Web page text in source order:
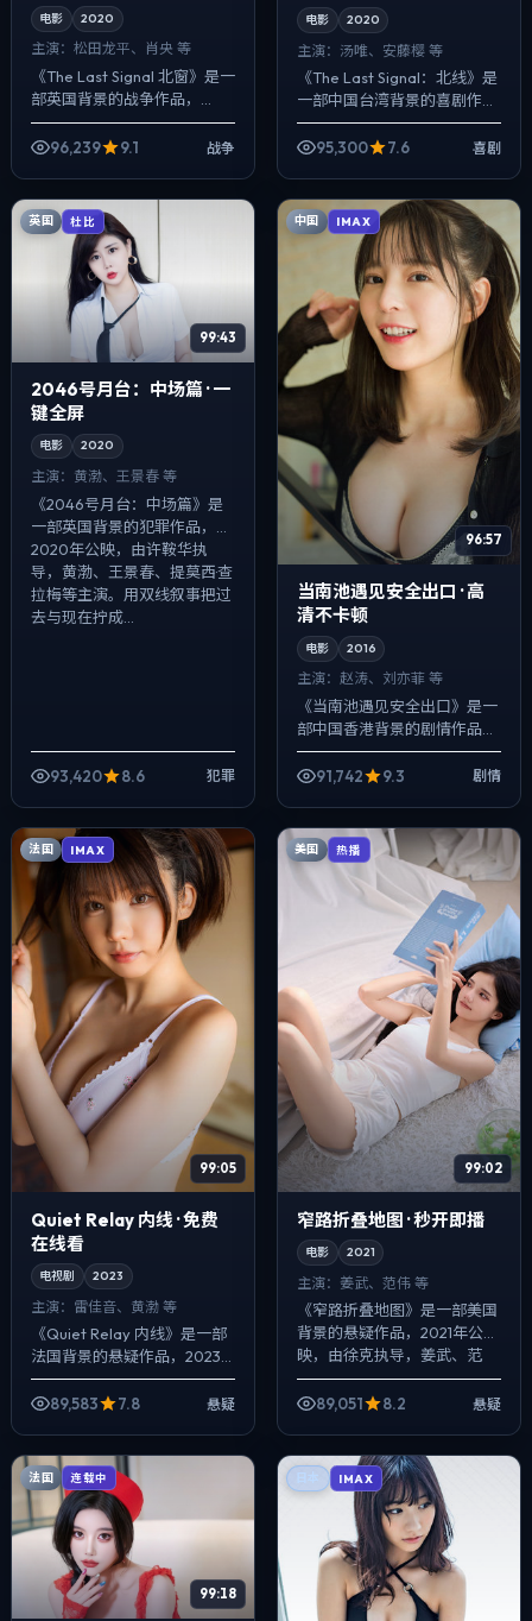
电影 2020
主演： 松田龙平、肖央 等
《The Last Signal 北窗》是一
部英国背景的战争作品，
2020年公映，由贾樟柯执
导，松田龙平、肖央、菅田将
96,239 9.1 战争
电影 2020
主演： 汤唯、安藤樱 等
《The Last Signal：北线》是
一部中国台湾背景的喜剧作
品，2020年公映，由杜琪峰
执导，汤唯、安藤樱、孔刘等
95,300 7.6 喜剧
英国 杜比
99:43
2046号月台：中场篇 · 一
键全屏
电影 2020
主演： 黄渤、王景春 等
《2046号月台：中场篇》是
一部英国背景的犯罪作品，
2020年公映，由许鞍华执
导，黄渤、王景春、提莫西·查
拉梅等主演。用双线叙事把过
去与现在拧成...
93,420 8.6 犯罪
中国 IMAX
96:57
当南池遇见安全出口 · 高
清不卡顿
电影 2016
主演： 赵涛、刘亦菲 等
《当南池遇见安全出口》是一
部中国香港背景的剧情作品，
2016年公映，由宫崎骏执导，
赵涛、刘亦菲、姜武等主演。
91,742 9.3 剧情
法国 IMAX
99:05
Quiet Relay 内线 · 免费
在线看
电视剧 2023
主演： 雷佳音、黄渤 等
《Quiet Relay 内线》是一部
法国背景的悬疑作品，2023
年公映，由李安执导，雷佳
音、黄渤、长泽雅美等主演。
89,583 7.8 悬疑
美国 热播
99:02
窄路折叠地图 · 秒开即播
电影 2021
主演： 姜武、范伟 等
《窄路折叠地图》是一部美国
背景的悬疑作品，2021年公
映，由徐克执导，姜武、范
伟、朱一龙等主演。影像偏纪
实质感，手持与固定机位交替
89,051 8.2 悬疑
法国 连载中
99:18
IMAX